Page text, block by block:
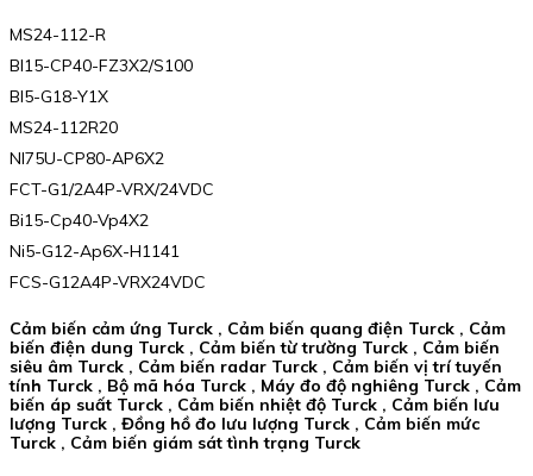
MS24-112-R
BI15-CP40-FZ3X2/S100
BI5-G18-Y1X
MS24-112R20
NI75U-CP80-AP6X2
FCT-G1/2A4P-VRX/24VDC
Bi15-Cp40-Vp4X2
Ni5-G12-Ap6X-H1141
FCS-G12A4P-VRX24VDC
Cảm biến cảm ứng Turck , Cảm biến quang điện Turck , Cảm
biến điện dung Turck , Cảm biến từ trường Turck , Cảm biến
siêu âm Turck , Cảm biến radar Turck , Cảm biến vị trí tuyến
tính Turck , Bộ mã hóa Turck , Máy đo độ nghiêng Turck , Cảm
biến áp suất Turck , Cảm biến nhiệt độ Turck , Cảm biến lưu
lượng Turck , Đồng hồ đo lưu lượng Turck , Cảm biến mức
Turck , Cảm biến giám sát tình trạng Turck